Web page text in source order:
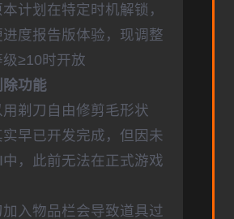
计划在特定时机解锁，
度报告版体验，现调整
≥10时开放
除功能
剃刀自由修剪毛形状
早已开发完成，但因未
，此前无法在正式游戏
加入物品栏会导致道具过